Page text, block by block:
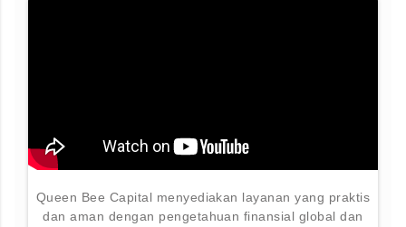
Queen Bee Capital menyediakan layanan yang praktis
dan aman dengan pengetahuan finansial global dan